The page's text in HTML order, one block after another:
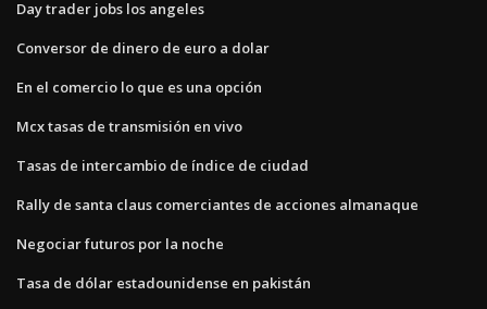
Day trader jobs los angeles
Conversor de dinero de euro a dolar
En el comercio lo que es una opción
Mcx tasas de transmisión en vivo
Tasas de intercambio de índice de ciudad
Rally de santa claus comerciantes de acciones almanaque
Negociar futuros por la noche
Tasa de dólar estadounidense en pakistán